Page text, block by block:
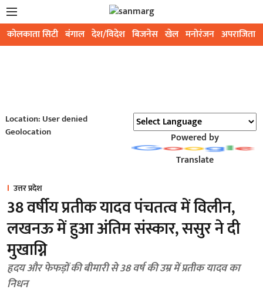
कोलकाता सिटी बंगाल देश/विदेश बिजनेस खेल मनोरंजन अपराजिता
Location: User denied
Geolocation
Powered by
Translate
उत्तर प्रदेश
38 वर्षीय प्रतीक यादव पंचतत्व में विलीन,
लखनऊ में हुआ अंतिम संस्कार, ससुर ने दी
मुखाग्नि
हृदय और फेफड़ों की बीमारी से 38 वर्ष की उम्र में प्रतीक यादव का
निधन